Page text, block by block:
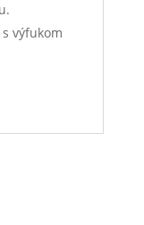
výfukom